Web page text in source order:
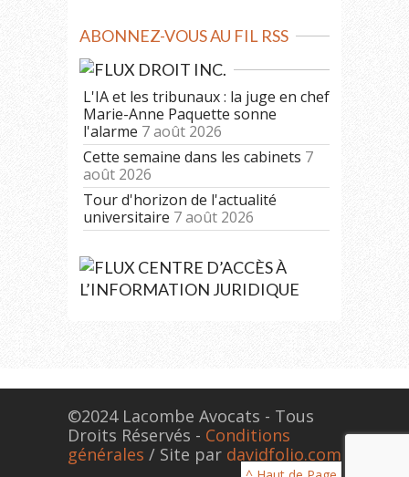
ABONNEZ-VOUS AU FIL RSS
DROIT INC.
L'IA et les tribunaux : la juge en chef
Marie-Anne Paquette sonne
l'alarme 7 août 2026
Cette semaine dans les cabinets 7
août 2026
Tour d'horizon de l'actualité
universitaire 7 août 2026
CENTRE D’ACCÈS À
L’INFORMATION JURIDIQUE
©2024 Lacombe Avocats - Tous
Droits Réservés - Conditions
générales / Site par davidfolio.com